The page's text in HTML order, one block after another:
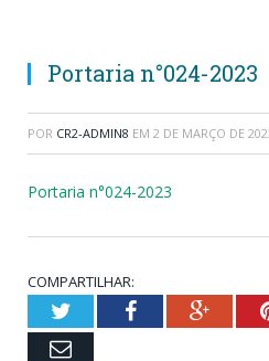
Portaria n°024-2023
POR CR2-ADMIN8 EM 2 DE MARÇO DE
Portaria n°024-2023
COMPARTILHAR:
TwitterFacebook
Email